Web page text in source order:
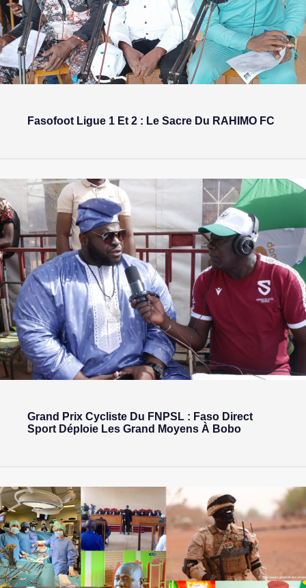
Fasofoot Ligue 1 Et 2 : Le Sacre Du RAHIMO FC
Grand Prix Cycliste Du FNPSL : Faso Direct
Sport Déploie Les Grand Moyens À Bobo